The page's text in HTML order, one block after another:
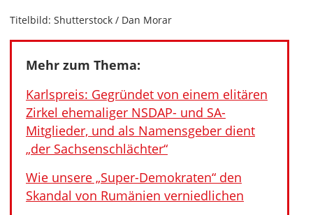
Titelbild: Shutterstock / Dan Morar
Mehr zum Thema:
Karlspreis: Gegründet von einem elitären
Zirkel ehemaliger NSDAP- und SA-
Mitglieder, und als Namensgeber dient
„der Sachsenschlächter“
Wie unsere „Super-Demokraten“ den
Skandal von Rumänien verniedlichen